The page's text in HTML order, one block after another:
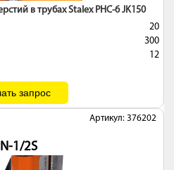
в трубах Stalex PHC-6 JK150
20
300
12
Артикул: 376202
1/2S